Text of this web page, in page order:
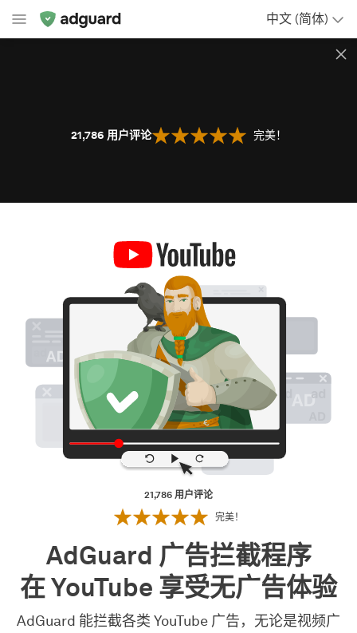
中文 (简体)
21,786 用户评论 完美！
21,786 用户评论
完美！
AdGuard 广告拦截程序
在 YouTube 享受无广告体验
AdGuard 能拦截各类 YouTube 广告，无论是视频广